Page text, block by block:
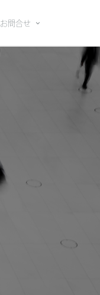
お問合せ